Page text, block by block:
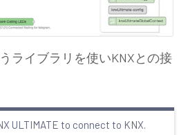
ライブラリを使いKNXとの接
ULTIMATE to connect to KNX.